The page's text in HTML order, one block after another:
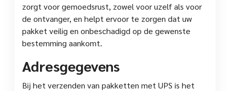
zorgt voor gemoedsrust, zowel voor uzelf als voor
de ontvanger, en helpt ervoor te zorgen dat uw
pakket veilig en onbeschadigd op de gewenste
bestemming aankomt.
Adresgegevens
Bij het verzenden van pakketten met UPS is het